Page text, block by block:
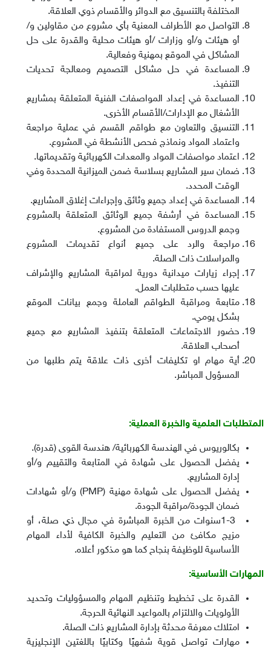
المختلفة بالتنسيق مع الدوائر والأقسام ذوي العلاقة.
التواصل مع الأطراف المعنية بأي مشروع من مقاولين و/
أو هيئات و/أو وزارات /أو هيئات محلية والقدرة على حل
المشاكل في الموقع بمهنية وفعالية.
المساعدة في حل مشاكل التصميم ومعالجة تحديات
التنفيذ.
المساعدة في إعداد المواصفات الفنية المتعلقة بمشاريع
الأشغال مع الإدارات/الأقسام الأخرى.
التنسيق والتعاون مع طواقم القسم في عملية مراجعة
واعتماد المواد ونماذج فحص الأنشطة في المشروع.
اعتماد مواصفات المواد والمعدات الكهربائية وتقديماتها.
ضمان سير المشاريع بسلاسة ضمن الميزانية المحددة وفي
الوقت المحدد.
المساعدة في إعداد جميع وثائق وإجراءات إغلاق المشاريع.
المساعدة في أرشفة جميع الوثائق المتعلقة بالمشروع
وجمع الدروس المستفادة من المشروع.
مراجعة والرد على جميع أنواع تقديمات المشروع
والمراسلات ذات الصلة.
إجراء زيارات ميدانية دورية لمراقبة المشاريع والإشراف
عليها حسب متطلبات العمل.
متابعة ومراقبة الطواقم العاملة وجمع بيانات الموقع
بشكل يومي.
حضور الاجتماعات المتعلقة بتنفيذ المشاريع مع جميع
أصحاب العلاقة.
أية مهام او تكليفات أخرى ذات علاقة يتم طلبها من
المسؤول المباشر.
المتطلبات العلمية والخبرة العملية:
بكالوريوس في الهندسة الكهربائية/ هندسة القوى (قدرة).
يفضل الحصول على شهادة في المتابعة والتقييم و/أو
إدارة المشاريع.
يفضل الحصول على شهادة مهنية (PMP)و/أو شهادات
ضمان الجودة/مراقبة الجودة.
1-3سنوات من الخبرة المباشرة في مجال ذي صلة، أو
مزيج مكافئ من التعليم والخبرة الكافية لأداء المهام
الأساسية للوظيفة بنجاح كما هو مذكور أعلاه.
المهارات الأساسية:
القدرة على تخطيط وتنظيم المهام والمسؤوليات وتحديد
الأولويات والالتزام بالمواعيد النهائية الحرجة.
امتلاك معرفة محدثة بإدارة المشاريع ذات الصلة.
مهارات تواصل قوية شفهيًا وكتابيًا باللغتين الإنجليزية